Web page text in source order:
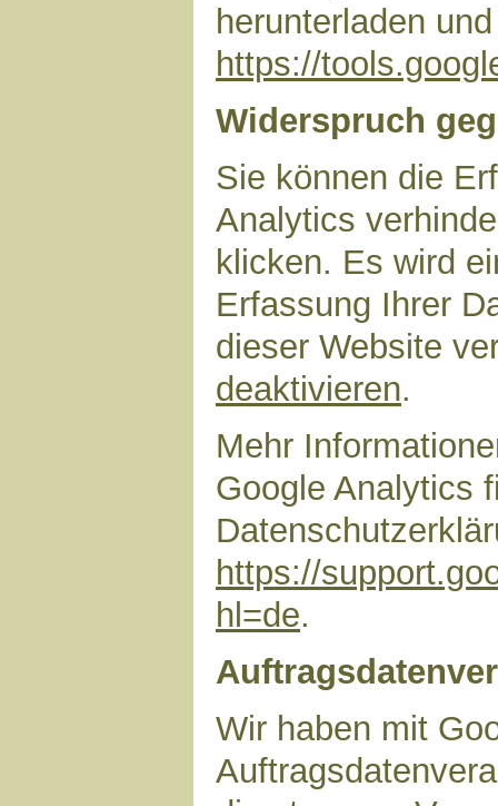
herunterladen
https://
Widerspruch
Sie können die
Analytics
klicken. Es wird
Erfassung Ihrer
dieser Website
deaktivieren.
Mehr
Google Analytics
https://
hl=de.
Wir haben mit